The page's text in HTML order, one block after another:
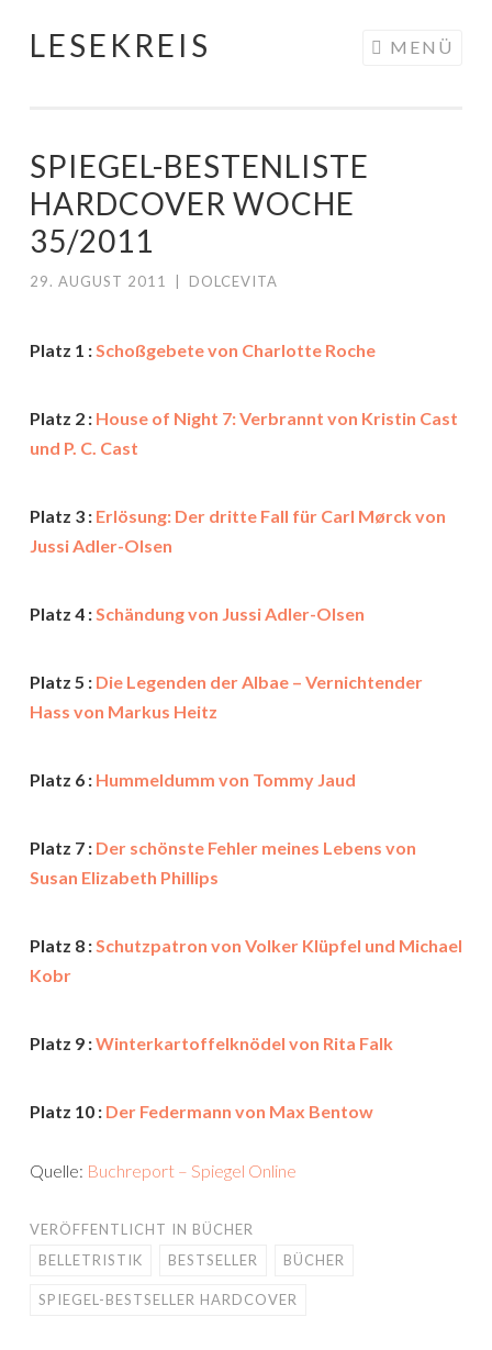
Springe
LESEKREIS MENÜ
SPIEGEL-BESTENLISTE
HARDCOVER WOCHE
35/2011
29. AUGUST 2011 DOLCEVITA
Platz 1 :Schoßgebete von Charlotte Roche
Platz 2 : House of Night 7: Verbrannt von Kristin Cast
und P. C. Cast
Platz 3 : Erlösung: Der dritte Fall für Carl Mørck von
Jussi Adler-Olsen
Platz 4 :Schändung von Jussi Adler-Olsen
Platz 5 : Die Legenden der Albae – Vernichtender
Hass von Markus Heitz
Platz 6 : Hummeldumm von Tommy Jaud
Platz 7 : Der schönste Fehler meines Lebens von
Susan Elizabeth Phillips
Platz 8 :Schutzpatron von Volker Klüpfel und Michael
Kobr
Platz 9 :Winterkartoffelknödel von Rita Falk
Platz 10 : Der Federmann von Max Bentow
Quelle: Buchreport – Spiegel Online
VERÖFFENTLICHT IN BÜCHER
BELLETRISTIK
BESTSELLER BÜCHER
SPIEGEL-BESTSELLER HARDCOVER